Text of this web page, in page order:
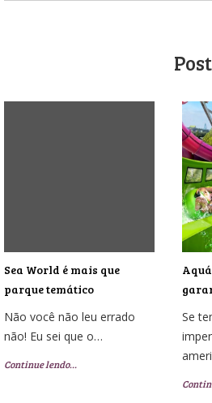
Sea World é mais que
parque temático
Não você não leu errado
não! Eu sei que o…
Continue lendo…
Se